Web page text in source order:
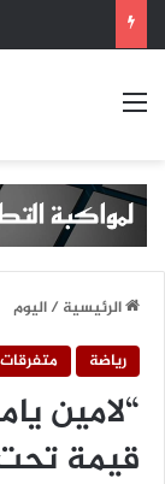
القائمة
الرئيسية/اليوم
رياضة
متفرقات
“لامين